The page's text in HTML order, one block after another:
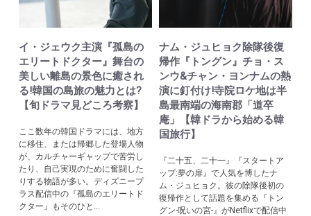
イ・ジェウク主演『孤島の
エリートドクター』舞台の
美しい離島の景色に癒され
る!韓国の島旅の魅力とは?
【旬ドラマ見どころ考察】
ここ数年の韓国ドラマには、地方
に移住、または帰郷した登場人物
が、カルチャーギャップで苦労し
たり、自己実現のために奮闘した
りする物語が多い。ディズニープ
ラス配信中の『孤島のエリートド
クター』もそのひと...
ナム・ジュヒョク除隊後復
帰作『トングン』チョ・ス
ンウ&チャン・ヨンナムの熱
演に釘付け!寺院ロケ地は半
島最南端の海南郡「道卒
庵」【韓ドラから始める韓
国旅行】
『二十五、二十一』『スタートア
ップ:夢の扉』で人気を博したナ
ム・ジュヒョク。彼の除隊後初の
復帰作として話題を集める『トン
グン-呪いの宮-』がNetflixで配信中